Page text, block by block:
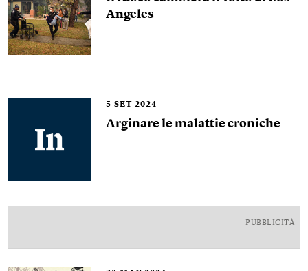
Angeles
5 SET 2024
Arginare le malattie croniche
PUBBLICITÀ